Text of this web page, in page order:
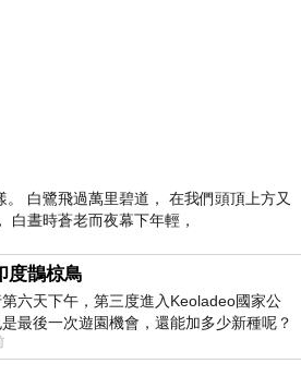
白鷺飛過萬里碧道， 在我們頭頂上方又
晝時蒼老而夜幕下年輕，
度鵲椋鳥
六天下午，第三度進入Keoladeo國家公
最後一次遊園機會，還能加多少新種呢？
然有兩隻赤頸鶴飛過頭